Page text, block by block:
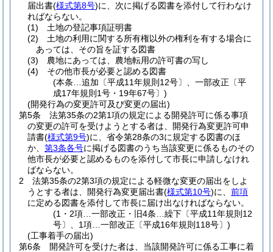
届出書(様式第8号)に、次に掲げる図書を添付して行わなけ
ればならない。
(1)
土地の登記事項証明書
(2)
土地の利用に関する所有権以外の権利を有する場合に
あっては、その旨を証する図書
(3)
農地にあっては、農地転用の許可書の写し
(4)
その他市長が必要と認める図書
(本条…追加〔平成11年規則12号〕、一部改正〔平
成17年規則1号・19年67号〕)
(開発行為の変更許可及び変更の届出)
第5条
法第35条の2第1項の規定による開発許可に係る事項
の変更の許可を受けようとする者は、開発行為変更許可申
請書(様式第9号)に、省令第28条の3に規定する図書のほ
か、 第3条各号に掲げる図書のうち当該変更に係るものその
他市長が必要と認めるものを添付して市長に申請しなけれ
ばならない。
2
法第35条の2第3項の規定による軽微な変更の届出をしよ
うとする者は、開発行為変更届出書(様式第10号)に、 前項
に定める図書を添付して市長に届け出なければならない。
(1・2項…一部改正・旧4条…繰下〔平成11年規則12
号〕、1項…一部改正〔平成16年規則118号〕)
(工事着手の届出)
第6条
開発許可を受けた者は、当該開発許可に係る工事に着